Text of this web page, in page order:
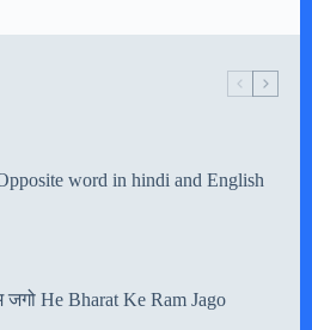
word in hindi and English
जगो He Bharat Ke Ram Jago